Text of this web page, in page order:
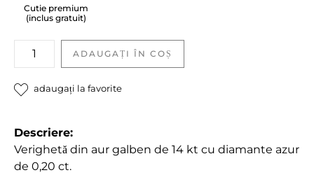
Cutie premium
(inclus gratuit)
Verighetă
cu
diamante
azur
ADAUGAȚI ÎN COȘ
adaugați la favorite
Descriere:
Verighetă din aur galben de 14 kt cu diamante azur
de 0,20 ct.